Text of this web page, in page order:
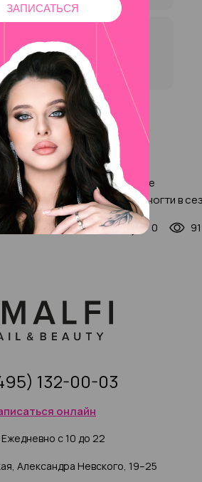
обычно довольны
«Восстановление
2606
Самые красивые
разноцветные ногти в
2025: фото, тренды,
04.11.2024 0
Александра Невского, 19–25
Ежедневно с 10 до 22
онлайн
132-00-03
ЗАПИСАТЬСЯ